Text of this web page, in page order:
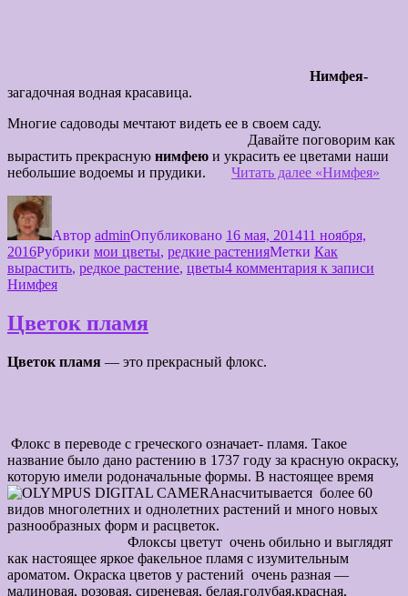
Нимфея-
загадочная водная красавица.
Многие садоводы мечтают видеть ее в своем саду.
Давайте поговорим как
вырастить прекрасную нимфею и украсить ее цветами наши
небольшие водоемы и прудики.
Читать далее «Нимфея»
Автор adminОпубликовано 16 мая, 201411 ноября,
2016Рубрики мои цветы, редкие растенияМетки Как
вырастить, редкое растение, цветы4 комментария к записи
Нимфея
Цветок пламя
Цветок пламя — это прекрасный флокс.
Флокс в переводе с греческого означает- пламя. Такое
название было дано растению в 1737 году за красную окраску,
которую имели родоначальные формы. В настоящее время
насчитывается более 60
видов многолетних и однолетних растений и много новых
разнообразных форм и расцветок.
Флоксы цветут очень обильно и выглядят
как настоящее яркое факельное пламя с изумительным
ароматом. Окраска цветов у растений очень разная —
малиновая, розовая, сиреневая, белая,голубая,красная,